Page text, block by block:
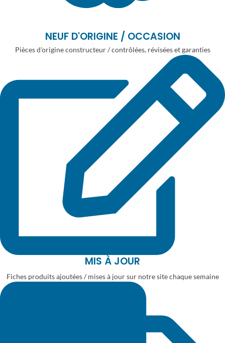
NEUF D'ORIGINE / OCCASION
Pièces d'origine constructeur / contrôlées, révisées et garanties
MIS À JOUR
Fiches produits ajoutées / mises à jour sur notre site chaque semaine